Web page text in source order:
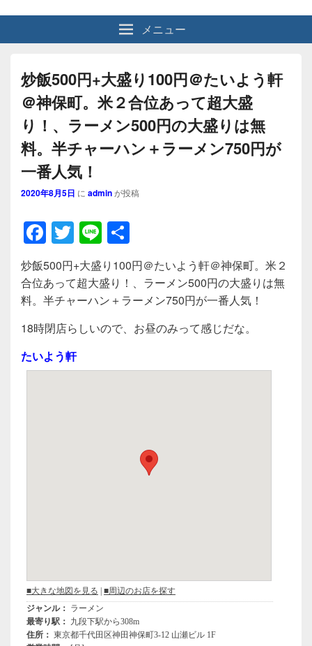
メニュー
炒飯500円+大盛り100円＠たいよう軒
＠神保町。米２合位あって超大盛
り！、ラーメン500円の大盛りは無
料。半チャーハン＋ラーメン750円が
一番人気！
2020年8月5日 に adminが投稿
F
a
c
e
b
o
o
T
wi
tt
er
Li
n
e
有
炒飯500円+大盛り100円＠たいよう軒＠神保町。米２
合位あって超大盛り！、ラーメン500円の大盛りは無
料。半チャーハン＋ラーメン750円が一番人気！
18時閉店らしいので、お昼のみって感じだな。
たいよう軒